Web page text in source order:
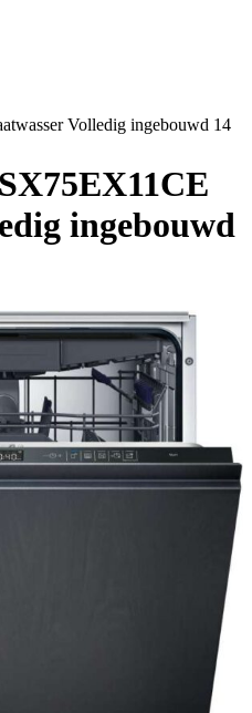
Volledig ingebouwd 14
ingebouwd